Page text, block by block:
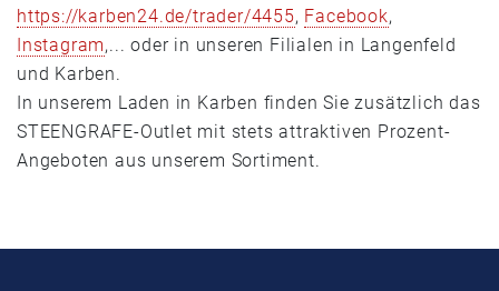
https://karben24.de/trader/4455, Facebook,
Instagram,... oder in unseren Filialen in Langenfeld
und Karben.
In unserem Laden in Karben finden Sie zusätzlich das
STEENGRAFE-Outlet mit stets attraktiven Prozent-
Angeboten aus unserem Sortiment.